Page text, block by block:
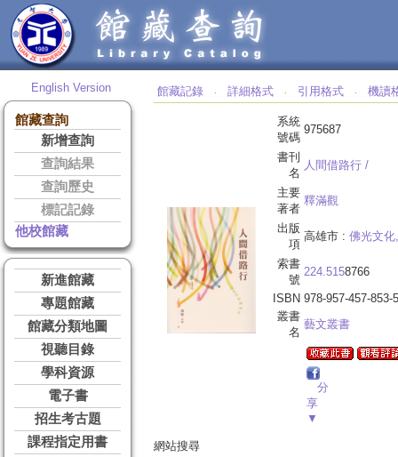
English Version
館藏查詢
新增查詢
查詢結果
查詢歷史
標記記錄
他校館藏
新進館藏
專題館藏
館藏分類地圖
視聽目錄
學科資源
電子書
招生考古題
課程指定用書
館藏記錄 ‧ 詳細格式 ‧ 引用格式 ‧ 機讀
系統
號碼
975687
書刊
名
人間借路行 /
主要
著者
釋滿觀
出版
項
高雄市 : 佛光文化,
索書
號
224.5158766
ISBN 978-957-457-853-5
叢書
名
藝文叢書
分
享
▼
網站搜尋